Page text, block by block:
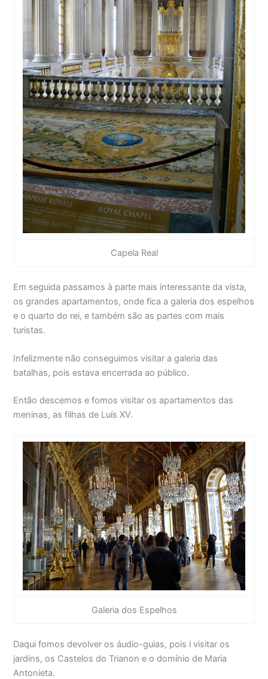
Capela Real
Em seguida passamos à parte mais interessante da vista,
os grandes apartamentos, onde fica a galeria dos espelhos
e o quarto do rei, e também são as partes com mais
turistas.
Infelizmente não conseguimos visitar a galeria das
batalhas, pois estava encerrada ao público.
Então descemos e fomos visitar os apartamentos das
meninas, as filhas de Luís XV.
Galeria dos Espelhos
Daqui fomos devolver os áudio-guias, pois i visitar os
jardins, os Castelos do Trianon e o domínio de Maria
Antonieta.